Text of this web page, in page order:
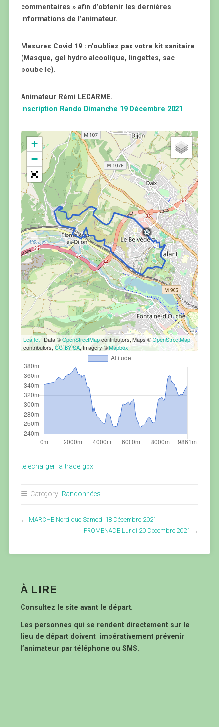
commentaires » afin d’obtenir les dernières
informations de l’animateur.
Mesures Covid 19 : n’oubliez pas votre kit sanitaire
(Masque, gel hydro alcoolique, lingettes, sac
poubelle).
Animateur Rémi LECARME.
Inscription Rando Dimanche 19 Décembre 2021
+
−
Leaflet| Data ©OpenStreetMapcontributors, Maps ©OpenStreetMap
contributors, CC-BY-SA, Imagery ©Mapbox
telecharger la trace gpx
Category: Randonnées
← MARCHE Nordique Samedi 18 Décembre 2021
PROMENADE Lundi 20 Décembre 2021 →
À LIRE
Consultez le site avant le départ.
Les personnes qui se rendent directement sur le
lieu de départ doivent impérativement prévenir
l’animateur par téléphone ou SMS.